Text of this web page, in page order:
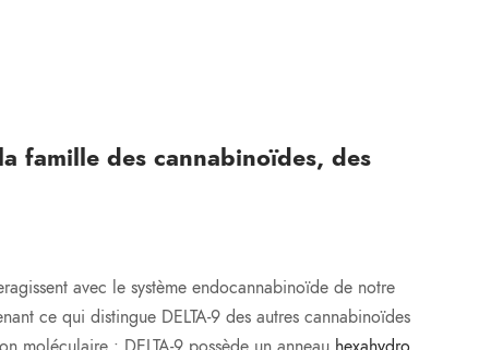
famille des cannabinoïdes, des
avec le système endocannabinoïde de notre
ce qui distingue DELTA-9 des autres cannabinoïdes